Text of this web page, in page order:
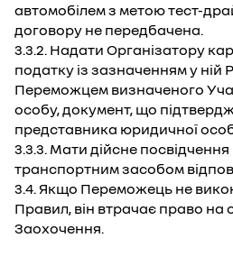
автомобілем з метою тест-
договору не передбачена.
3.3.2. Надати Організатору
податку із зазначенням у
Переможцем визначеного
особу, документ, що
представника юридичної
3.3.3. Мати дійсне
транспортним засобом
3.4. Якщо Переможець не
Правил, він втрачає право на
Заохочення.